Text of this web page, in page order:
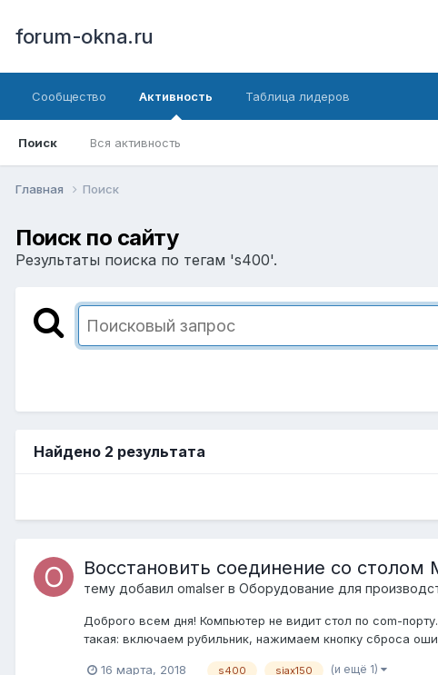
forum-okna.ru
Сообщество Активность
Поиск Вся активность
Таблица лидеров
Главная Поиск
Поиск по сайту
Результаты поиска по тегам 's400'.
Найдено 2 результата
Восстановить соединение со столом
тему добавил omalser в Оборудование для
Доброго всем дня! Компьютер не видит стол по com-
такая: включаем рубильник, нажимаем кнопку сброса
16 марта, 2018 s400 siax150 (и ещё 1)